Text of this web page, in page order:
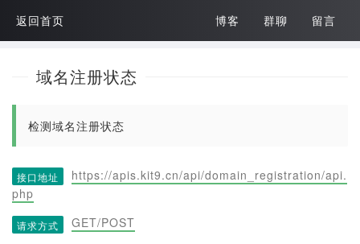
返回首页 博客 群聊 留言
域名注册状态
检测域名注册状态
接口地址
https://apis.kit9.cn/api/domain_registration/api.
php
请求方式 GET/POST